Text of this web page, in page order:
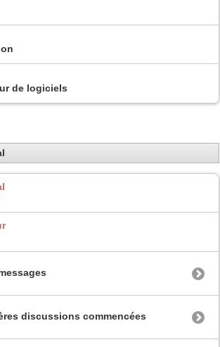
de logiciels
discussions commencées